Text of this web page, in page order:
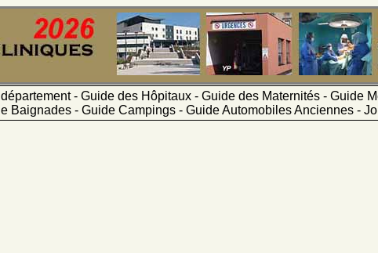
- Guide des Hôpitaux - Guide des Maternités - Guide
Baignades - Guide Campings - Guide Automobiles Anciennes -